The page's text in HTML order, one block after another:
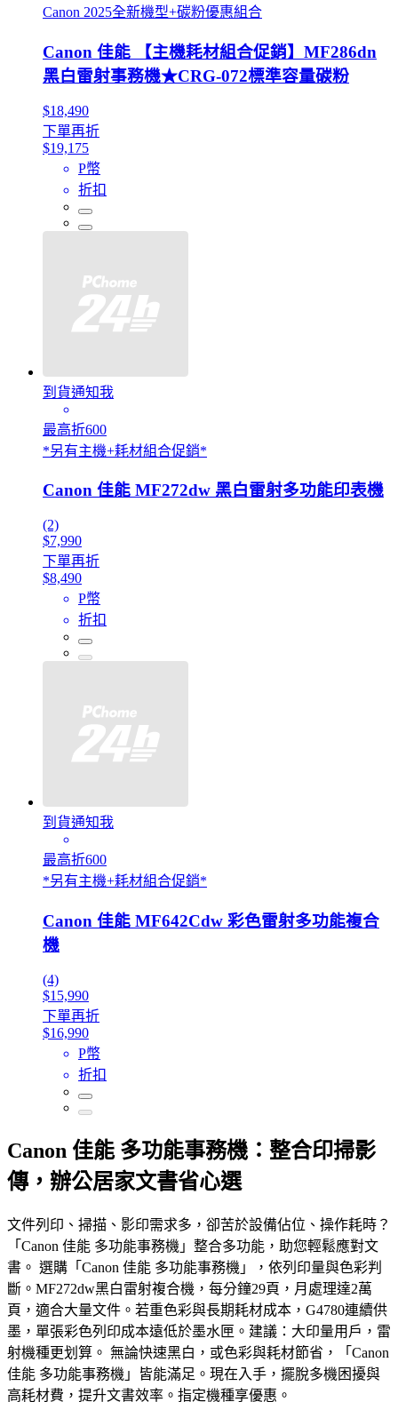
Canon 2025全新機型+碳粉優惠組合
Canon 佳能 【主機耗材組合促銷】MF286dn
黑白雷射事務機★CRG-072標準容量碳粉
$18,490
下單再折
$19,175
P幣
折扣
到貨通知我
最高折600
*另有主機+耗材組合促銷*
Canon 佳能 MF272dw 黑白雷射多功能印表機
(2)
$7,990
下單再折
$8,490
P幣
折扣
到貨通知我
最高折600
*另有主機+耗材組合促銷*
Canon 佳能 MF642Cdw 彩色雷射多功能複合
機
(4)
$15,990
下單再折
$16,990
P幣
折扣
Canon 佳能 多功能事務機：整合印掃影
傳，辦公居家文書省心選
文件列印、掃描、影印需求多，卻苦於設備佔位、操作耗時？
「Canon 佳能 多功能事務機」整合多功能，助您輕鬆應對文
書。 選購「Canon 佳能 多功能事務機」，依列印量與色彩判
斷。MF272dw黑白雷射複合機，每分鐘29頁，月處理達2萬
頁，適合大量文件。若重色彩與長期耗材成本，G4780連續供
墨，單張彩色列印成本遠低於墨水匣。建議：大印量用戶，雷
射機種更划算。 無論快速黑白，或色彩與耗材節省，「Canon
佳能 多功能事務機」皆能滿足。現在入手，擺脫多機困擾與
高耗材費，提升文書效率。指定機種享優惠。